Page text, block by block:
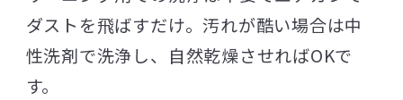
ダストを飛ばすだけ。汚れが酷い場合は中
性洗剤で洗浄し、自然乾燥させればOKで
す。